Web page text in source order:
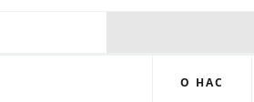
О НАС